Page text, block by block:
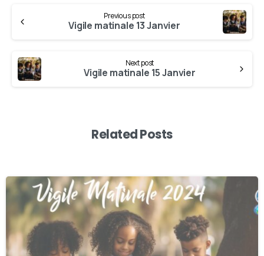
Previous post
Vigile matinale 13 Janvier
Next post
Vigile matinale 15 Janvier
Related Posts